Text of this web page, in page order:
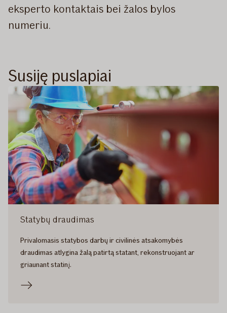
eksperto kontaktais bei žalos bylos
numeriu.
Susiję puslapiai
Statybų draudimas
Privalomasis statybos darbų ir civilinės atsakomybės
draudimas atlygina žalą patirtą statant, rekonstruojant ar
griaunant statinį.